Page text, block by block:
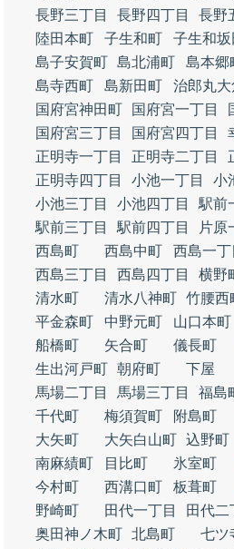
長野三丁目
長野四丁目 長野
陸田本町
子生和町 子生和
島子安賀町 島北浦町 島本郷
島寺西町
島新田町 治郎丸
国府宮神田町
国府宮一丁目
国府宮三丁目
国府宮四丁目
正明寺一丁目
正明寺二丁目
正明寺四丁目
小池一丁目
小
小池三丁目
小池四丁目 駅前
駅前三丁目
駅前四丁目 片原
西島町
西島中町 西島一丁
西島三丁目
西島四丁目 横野
清水町
清水八神町 竹腰西
平金森町
中野元町 山口本町
船橋町
矢合町 儀長町
生出河戸町 朝府町 下屋
馬場二丁目
馬場三丁目 福島
千代町
梅須賀町 附島町
大矢町
大矢白山町 込野町
南麻績町
目比町 氷室町
今村町
西溝口町 板葺町
野崎町
田代一丁目 田代二
奥田神ノ木町 北島町 七ツ